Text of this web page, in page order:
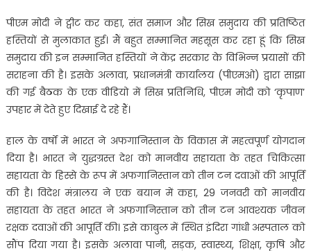
पीएम मोदी ने ट्वीट कर कहा, संत समाज और सिख समुदाय की प्रतिष्ठित
हस्तियों से मुलाकात हुई। मैं बहुत सम्मानित महसूस कर रहा हूं कि सिख
समुदाय की इन सम्मानित हस्तियों ने केंद्र सरकार के विभिन्न प्रयासों की
सराहना की है। इसके अलावा, प्रधानमंत्री कार्यालय (पीएमओ) द्वारा साझा
की गई बैठक के एक वीडियो में सिख प्रतिनिधि, पीएम मोदी को ‘कृपाण’
उपहार में देते हुए दिखाई दे रहे हैं।
हाल के वर्षों में भारत ने अफगानिस्तान के विकास में महत्वपूर्ण योगदान
दिया है। भारत ने युद्धग्रस्त देश को मानवीय सहायता के तहत चिकित्सा
सहायता के हिस्से के रूप में अफगानिस्तान को तीन टन दवाओं की आपूर्ति
की है। विदेश मंत्रालय ने एक बयान में कहा, 29 जनवरी को मानवीय
सहायता के तहत भारत ने अफगानिस्तान को तीन टन आवश्यक जीवन
रक्षक दवाओं की आपूर्ति की। इसे काबुल में स्थित इंदिरा गांधी अस्पताल को
सौंप दिया गया है। इसके अलावा पानी, सड़क, स्वास्थ्य, शिक्षा, कृषि और